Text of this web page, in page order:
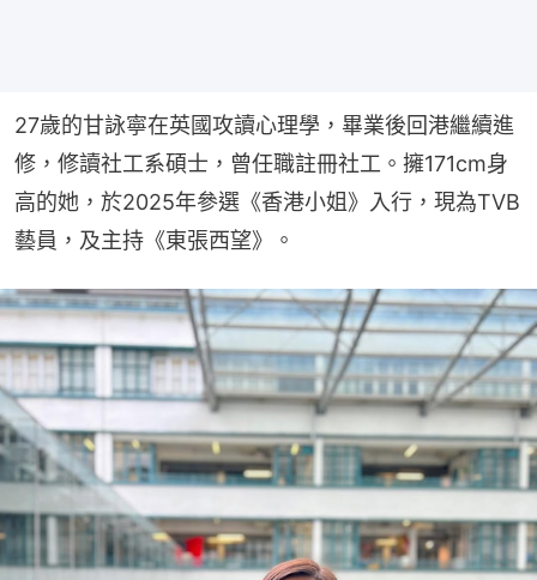
27歲的甘詠寧在英國攻讀心理學，畢業後回港繼續進
修，修讀社工系碩士，曾任職註冊社工。擁171cm身
高的她，於2025年參選《香港小姐》入行，現為TVB
藝員，及主持《東張西望》。